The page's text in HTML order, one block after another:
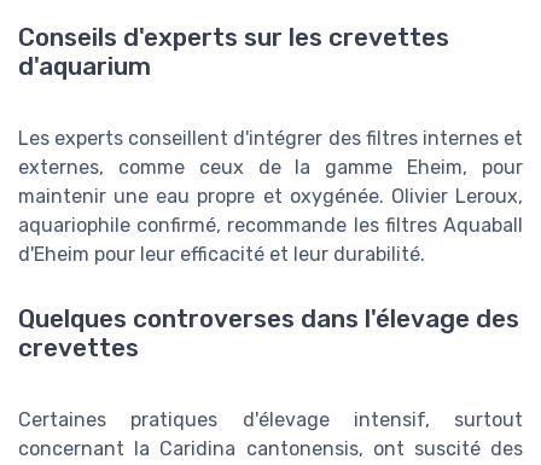
Conseils d'experts sur les crevettes
d'aquarium
Les experts conseillent d'intégrer des filtres internes et
externes, comme ceux de la gamme Eheim, pour
maintenir une eau propre et oxygénée. Olivier Leroux,
aquariophile confirmé, recommande les filtres Aquaball
d'Eheim pour leur efficacité et leur durabilité.
Quelques controverses dans l'élevage des
crevettes
Certaines pratiques d'élevage intensif, surtout
concernant la Caridina cantonensis, ont suscité des